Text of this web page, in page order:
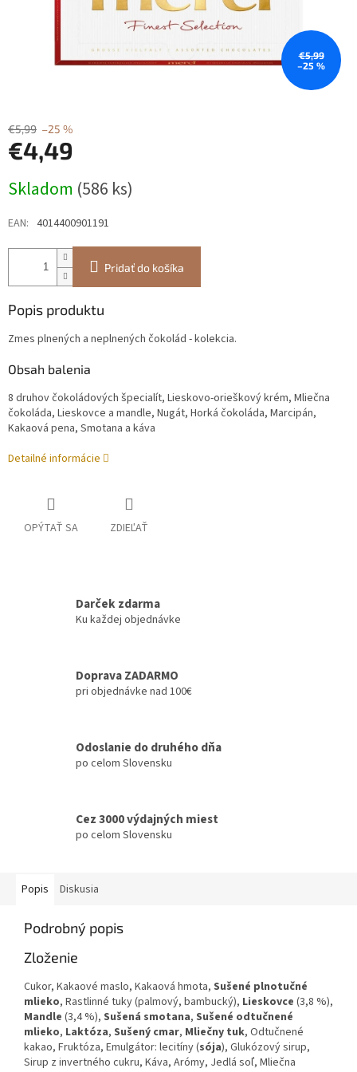
€5,99
–25 %
€5,99 –25 %
€4,49
cena:
Skladom (586 ks)
EAN: 4014400901191
Pridať do košíka
Popis produktu
Zmes plnených a neplnených čokolád - kolekcia.
Obsah balenia
8 druhov čokoládových špecialít, Lieskovo-orieškový krém, Mliečna
čokoláda, Lieskovce a mandle, Nugát, Horká čokoláda, Marcipán,
Kakaová pena, Smotana a káva
Detailné informácie
OPÝTAŤ SA ZDIEĽAŤ
Darček zdarma
Ku každej objednávke
Doprava ZADARMO
pri objednávke nad 100€
Odoslanie do druhého dňa
po celom Slovensku
Cez 3000 výdajných miest
po celom Slovensku
Popis Diskusia
Podrobný popis
Zloženie
Cukor, Kakaové maslo, Kakaová hmota, Sušené plnotučné
mlieko, Rastlinné tuky (palmový, bambucký), Lieskovce (3,8 %),
Mandle (3,4 %), Sušená smotana, Sušené odtučnené
mlieko, Laktóza, Sušený cmar, Mliečny tuk, Odtučnené
kakao, Fruktóza, Emulgátor: lecitíny (sója), Glukózový sirup,
Sirup z invertného cukru, Káva, Arómy, Jedlá soľ, Mliečna